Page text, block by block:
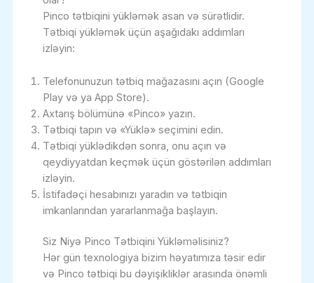
Pinco tətbiqini yükləmək asan və sürətlidir.
Tətbiqi yükləmək üçün aşağıdakı addımları
izləyin:
Telefonunuzun tətbiq mağazasını açın (Google
Play və ya App Store).
Axtarış bölümünə «Pinco» yazın.
Tətbiqi tapın və «Yüklə» seçimini edin.
Tətbiqi yüklədikdən sonra, onu açın və
qeydiyyatdan keçmək üçün göstərilən addımları
izləyin.
İstifadəçi hesabınızı yaradın və tətbiqin
imkanlarından yararlanmağa başlayın.
Siz Niyə Pinco Tətbiqini Yükləməlisiniz?
Hər gün texnologiya bizim həyatımıza təsir edir
və Pinco tətbiqi bu dəyişikliklər arasında önəmli